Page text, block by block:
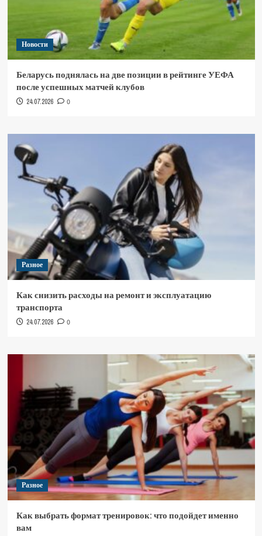
Новости
Беларусь поднялась на две позиции в рейтинге УЕФА
после успешных матчей клубов
24.07.2026 0
Разное
Как снизить расходы на ремонт и эксплуатацию
транспорта
24.07.2026 0
Разное
Как выбрать формат тренировок: что подойдет именно
вам